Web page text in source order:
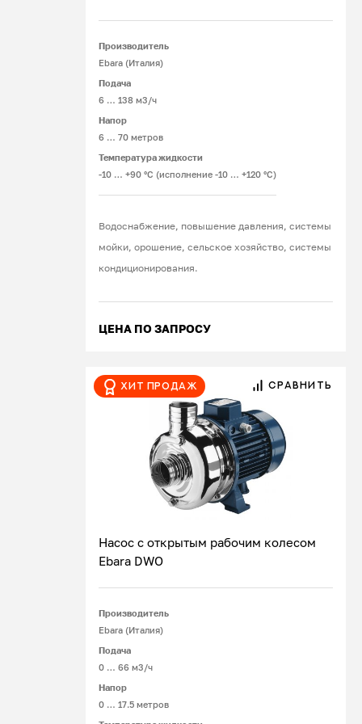
можно в интернет-магазине Pumps-
квалифицированная помощь в подборе
— залог эффективной работы вашей
системы водоснабжения. Обращайтесь
к проверенному поставщику, чтобы
оформить заказ на насос Ebara для
дома или производства с доставкой!
Производитель
Ebara (Италия)
Подача
6 … 138 м3/ч
Напор
6 … 70 метров
Температура жидкости
-10 … +90 °C (исполнение -10 … +120 °C)
Водоснабжение, повышение давления, системы
мойки, орошение, сельское хозяйство, системы
кондиционирования.
ЦЕНА ПО ЗАПРОСУ
Хит продаж СРАВНИТЬ
Насос с открытым рабочим колесом
Ebara DWO
Производитель
Ebara (Италия)
Подача
0 … 66 м3/ч
Напор
0 … 17.5 метров